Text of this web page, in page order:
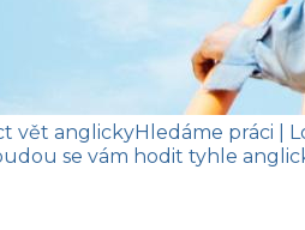
vět anglickyHledáme práci
|
se vám hodit tyhle